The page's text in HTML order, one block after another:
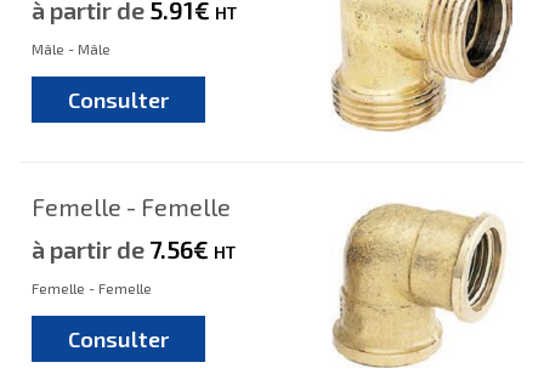
à partir de 5.91€ HT
Mâle - Mâle
Consulter
Femelle - Femelle
à partir de 7.56€ HT
Femelle - Femelle
Consulter